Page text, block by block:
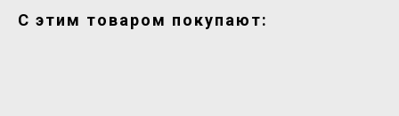
С этим товаром покупают: